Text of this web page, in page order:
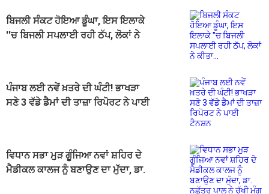
ਬਿਜਲੀ ਸੰਕਟ ਹੋਇਆ ਡੂੰਘਾ, ਇਸ ਇਲਾਕੇ
''ਚ ਬਿਜਲੀ ਸਪਲਾਈ ਰਹੀ ਠੱਪ, ਲੋਕਾਂ ਨੇ
ਪੰਜਾਬ ਲਈ ਨਵੇਂ ਖ਼ਤਰੇ ਦੀ ਘੰਟੀ! ਭਾਖੜਾ
ਸਣੇ 3 ਵੱਡੇ ਡੈਮਾਂ ਦੀ ਤਾਜ਼ਾ ਰਿਪੋਰਟ ਨੇ ਪਾਈ
ਵਿਧਾਨ ਸਭਾ ਮੁੜ ਗੂੰਜਿਆ ਨਵਾਂ ਸ਼ਹਿਰ ਦੇ
ਮੈਡੀਕਲ ਕਾਲਜ ਨੂੰ ਬਣਾਉਣ ਦਾ ਮੁੱਦਾ, ਡਾ.